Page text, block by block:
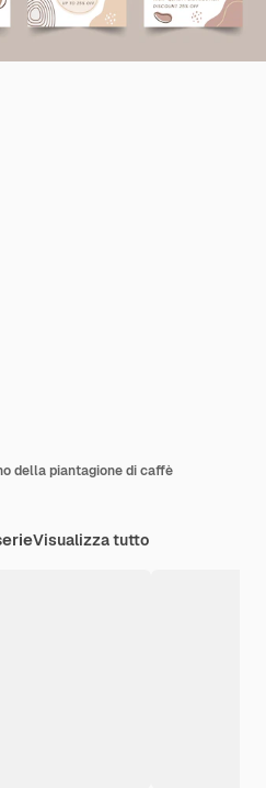
della piantagione di caffè
Visualizza tutto